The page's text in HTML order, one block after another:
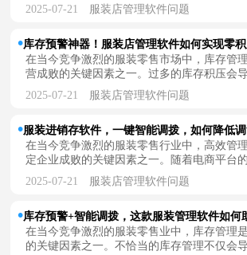
2025-07-21 服装店管理软件问题
库存预警神器！服装店管理软件如何实现零
在当今竞争激烈的服装零售市场中，库存管
营成败的关键因素之一。过多的库存积压会导
2025-07-21 服装店管理软件问题
服装进销存软件，一键智能调拨，如何降低
在当今竞争激烈的服装零售行业中，高效管
定企业成败的关键因素之一。随着电商平台的
2025-07-21 服装店管理软件问题
库存预警+智能调拨，这款服装管理软件如何
在当今竞争激烈的服装零售业中，库存管理
的关键因素之一。不恰当的库存管理不仅会导